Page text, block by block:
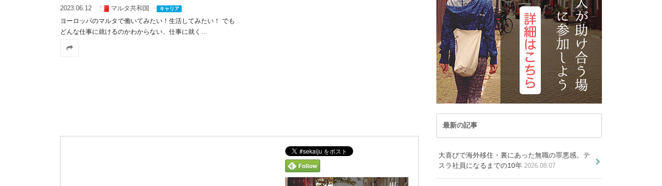
メキシコ
マルタ留学サポート｜大学・大
学院出願から生活・医療・カウン
セリングまで現地日本人が支援
マルタ移住がオススメな10の理由
マルタ共和国のビザ５種類の特徴と申請方法を解説します
マルタ留学の費用全部公開します
マルタで日本人が働ける職種は？仕事の探し方から就職まで全体
解説
在住者が明かすマルタの共和国の治安事情と危険
対策
2023.06.12 マルタ共和国 キャリア
ヨーロッパのマルタで働いてみたい！生活してみたい！ でも
どんな仕事に就けるのかわからない、仕事に就く …
最新の記事
大喜びで海外移住・裏にあった無職の罪悪感。テ
スラ社員になるまでの10年 2026.08.07